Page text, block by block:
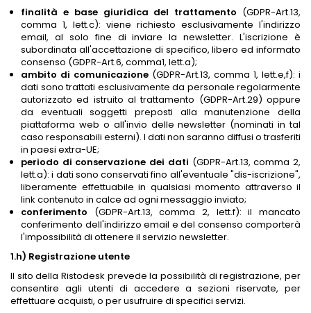
finalità e base giuridica del trattamento (GDPR-Art.13,
comma 1, lett.c): viene richiesto esclusivamente l'indirizzo
email, al solo fine di inviare la newsletter. L'iscrizione è
subordinata all'accettazione di specifico, libero ed informato
consenso (GDPR-Art.6, comma1, lett.a);
ambito di comunicazione (GDPR-Art.13, comma 1, lett.e,f): i
dati sono trattati esclusivamente da personale regolarmente
autorizzato ed istruito al trattamento (GDPR-Art.29) oppure
da eventuali soggetti preposti alla manutenzione della
piattaforma web o all'invio delle newsletter (nominati in tal
caso responsabili esterni). I dati non saranno diffusi o trasferiti
in paesi extra-UE;
periodo di conservazione dei dati (GDPR-Art.13, comma 2,
lett.a): i dati sono conservati fino all'eventuale "dis-iscrizione",
liberamente effettuabile in qualsiasi momento attraverso il
link contenuto in calce ad ogni messaggio inviato;
conferimento (GDPR-Art.13, comma 2, lett.f): il mancato
conferimento dell'indirizzo email e del consenso comporterà
l'impossibilità di ottenere il servizio newsletter.
1.h) Registrazione utente
Il sito della Ristodesk prevede la possibilità di registrazione, per
consentire agli utenti di accedere a sezioni riservate, per
effettuare acquisti, o per usufruire di specifici servizi.